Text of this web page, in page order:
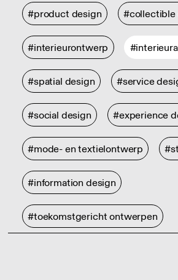
#product design #collectible
#interieurontwerp
#spatial design #service
#social design #experience
#mode- en textielontwerp
#information design
#toekomstgericht ontwerpen